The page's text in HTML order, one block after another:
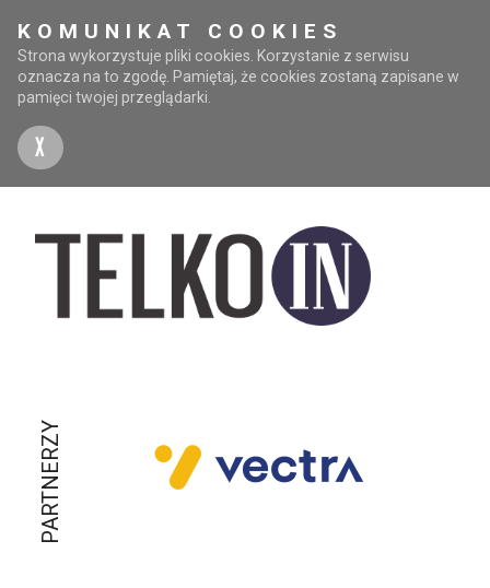
KOMUNIKAT COOKIES
Strona wykorzystuje pliki cookies. Korzystanie z serwisu
oznacza na to zgodę. Pamiętaj, że cookies zostaną zapisane w
pamięci twojej przeglądarki.
X
PARTNERZY